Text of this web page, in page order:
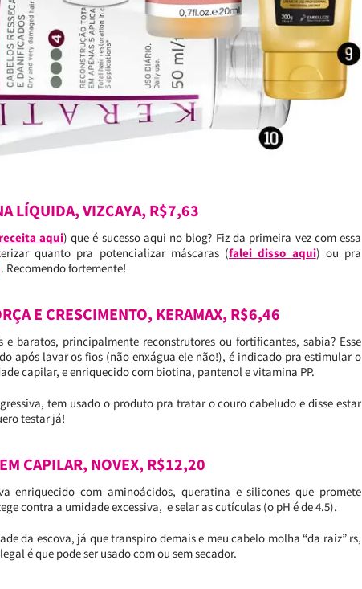
LÍQUIDA, VIZCAYA, R$7,63
receita aqui) que é sucesso aqui no blog? Fiz da primeira vez com essa
quanto pra potencializar máscaras (falei disso aqui) ou pra
Recomendo fortemente!
E CRESCIMENTO, KERAMAX, R$6,46
baratos, principalmente reconstrutores ou fortificantes, sabia? Esse
após lavar os fios (não enxágua ele não!), é indicado pra estimular o
capilar, e enriquecido com biotina, pantenol e vitamina PP.
tem usado o produto pra tratar o couro cabeludo e disse estar
testar já!
CAPILAR, NOVEX, R$12,20
enriquecido com aminoácidos, queratina e silicones que promete
contra a umidade excessiva, e selar as cutículas (o pH é de 4.5).
da escova, já que transpiro demais e meu cabelo molha “da raiz” rs,
é que pode ser usado com ou sem secador.